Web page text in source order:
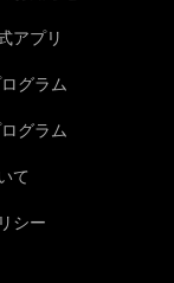
アプリ
グラム
グラム
て
シー